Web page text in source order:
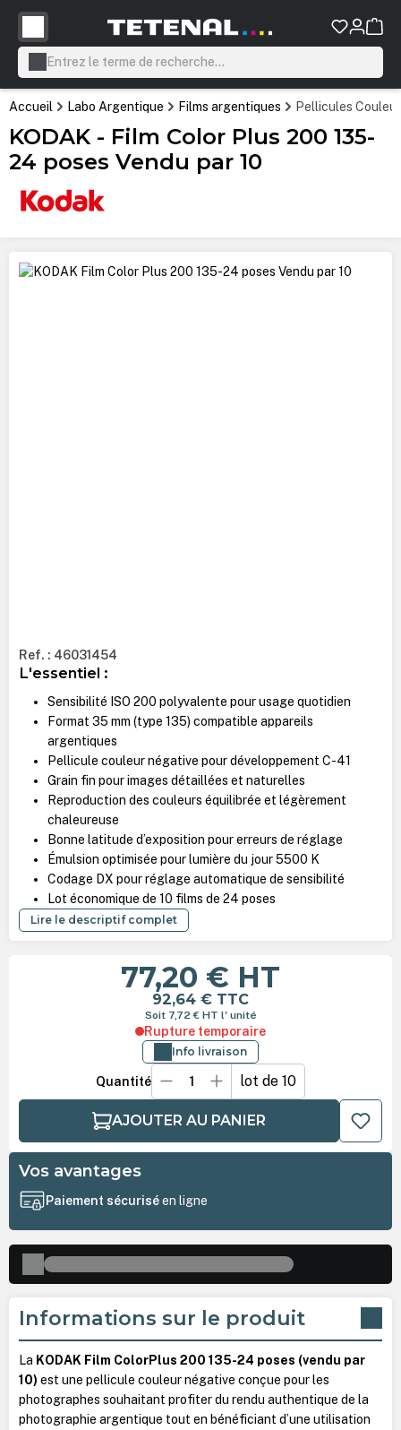
principal
Accueil Labo Argentique Films argentiques Pellicules Couleur
KODAK - Film Color Plus 200 135-
24 poses Vendu par 10
Ignorer la galerie d'images
Ref. : 46031454
L'essentiel :
Sensibilité ISO 200 polyvalente pour usage quotidien
Format 35 mm (type 135) compatible appareils
argentiques
Pellicule couleur négative pour développement C-41
Grain fin pour images détaillées et naturelles
Reproduction des couleurs équilibrée et légèrement
chaleureuse
Bonne latitude d’exposition pour erreurs de réglage
Émulsion optimisée pour lumière du jour 5500 K
Codage DX pour réglage automatique de sensibilité
Lot économique de 10 films de 24 poses
Lire le descriptif complet
77,20 € HT
92,64 € TTC
Soit 7,72 € HT l' unité
Rupture temporaire
Info livraison
Quantité lot de 10
AJOUTER AU PANIER
Vos avantages
Paiement sécuriséen ligne
Informations sur le produit
La KODAK Film ColorPlus 200 135-24 poses (vendu par
10) est une pellicule couleur négative conçue pour les
photographes souhaitant profiter du rendu authentique de la
photographie argentique tout en bénéficiant d’une utilisation